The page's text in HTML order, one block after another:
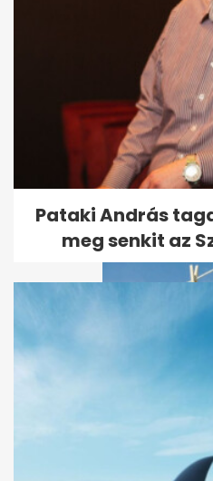
Magyar
vett elő:
tudtak...
Pataki András
meg senkit az